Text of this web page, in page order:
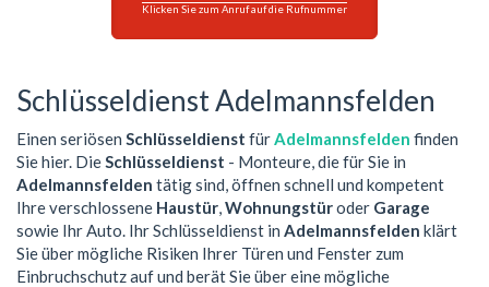
Klicken Sie zum Anruf auf die Rufnummer
Schlüsseldienst Adelmannsfelden
Einen seriösen Schlüsseldienst fürAdelmannsfelden finden
Sie hier. DieSchlüsseldienst - Monteure, die für Sie in
Adelmannsfelden tätig sind, öffnen schnell und kompetent
Ihre verschlossene Haustür,Wohnungstüroder Garage
sowie Ihr Auto. Ihr Schlüsseldienst in Adelmannsfelden klärt
Sie über mögliche Risiken Ihrer Türen und Fenster zum
Einbruchschutz auf und berät Sie über eine mögliche